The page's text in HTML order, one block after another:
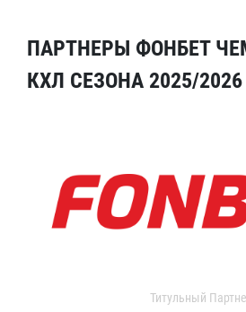
ПАРТНЕРЫ ФОНБЕТ
КХЛ СЕЗОНА 2025/2026
Титульный